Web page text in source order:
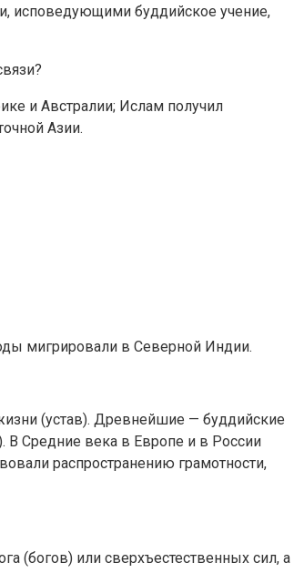
исповедующими буддийское учение,
и Австралии; Ислам получил
Азии.
мигрировали в Северной Индии.
(устав). Древнейшие — буддийские
В Средние века в Европе и в России
распространению грамотности,
(богов) или сверхъестественных сил, а